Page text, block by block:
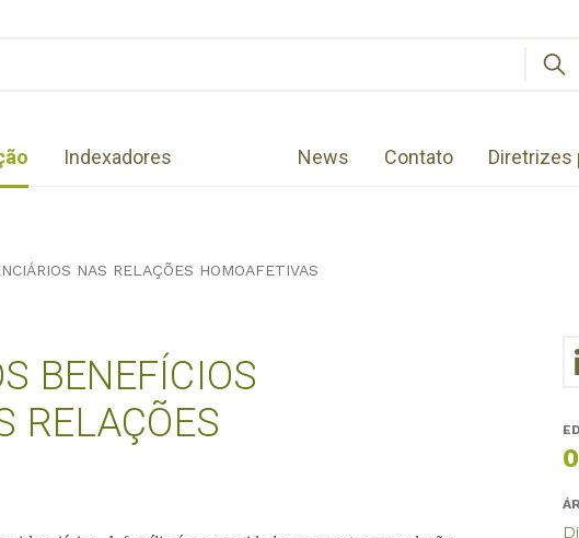
Indexadores News Contato Diretrizes
NAS RELAÇÕES HOMOAFETIVAS
BENEFÍCIOS
RELAÇÕES